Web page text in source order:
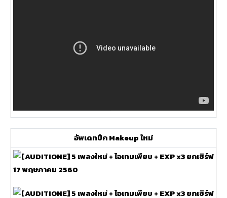
อัพเดทปีก Makeup ใหม่